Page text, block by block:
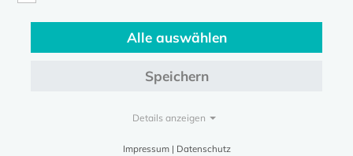
Datenschutz
Evangelische Kirche in Mecklenburg-Vorpommern © 2026
Alle auswählen
Speichern
Details anzeigen
Impressum | Datenschutz